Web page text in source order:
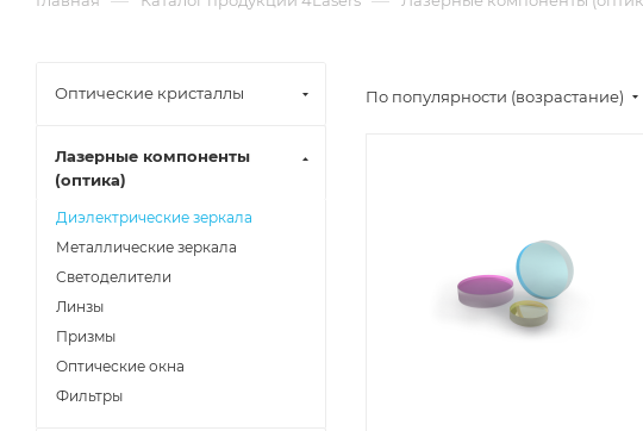
По популярности (возрастание)
Оптические кристаллы
Лазерные компоненты
(оптика)
Диэлектрические зеркала
Металлические зеркала
Светоделители
Линзы
Призмы
Оптические окна
Фильтры